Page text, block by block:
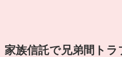
家族信託で兄弟間トラ